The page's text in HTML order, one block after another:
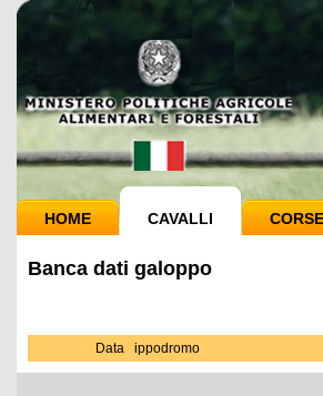
HOME CAVALLI CORSE
Banca dati galoppo
Data ippodromo